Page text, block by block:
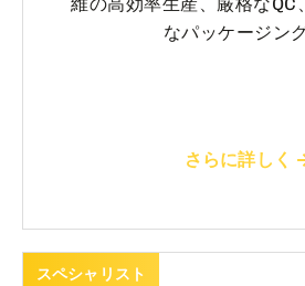
なパッケージン
さらに詳しく
スペシャリスト